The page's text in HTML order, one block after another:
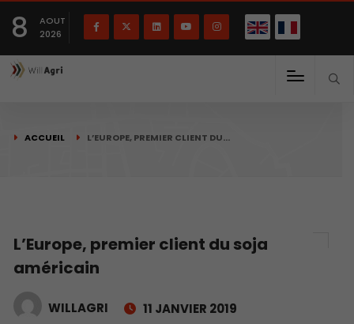
8
AOUT
2026
ACCUEIL L’EUROPE, PREMIER CLIENT DU…
L’Europe, premier client du soja
américain
WILLAGRI 11 JANVIER 2019
Français English(English)